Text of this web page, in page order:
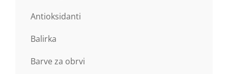
Antioksidanti
Balirka
Barve za obrvi